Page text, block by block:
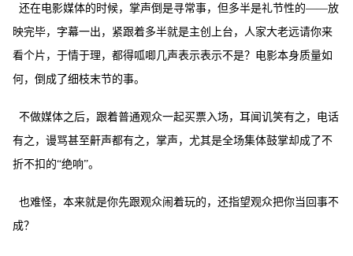
还在电影媒体的时候，掌声倒是寻常事，但多半是礼节性的——放
映完毕，字幕一出，紧跟着多半就是主创上台，人家大老远请你来
看个片，于情于理，都得呱唧几声表示表示不是？电影本身质量如
何，倒成了细枝末节的事。
不做媒体之后，跟着普通观众一起买票入场，耳闻讥笑有之，电话
有之，谩骂甚至鼾声都有之，掌声，尤其是全场集体鼓掌却成了不
折不扣的“绝响”。
也难怪，本来就是你先跟观众闹着玩的，还指望观众把你当回事不
成？